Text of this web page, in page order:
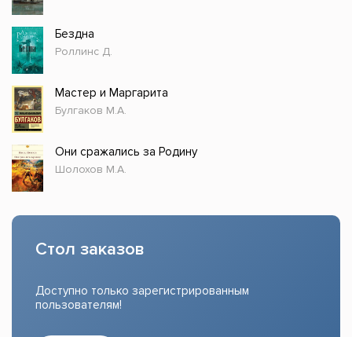
Бездна
Роллинс Д.
Мастер и Маргарита
Булгаков М.А.
Они сражались за Родину
Шолохов М.А.
Стол заказов
Доступно только зарегистрированным
пользователям!